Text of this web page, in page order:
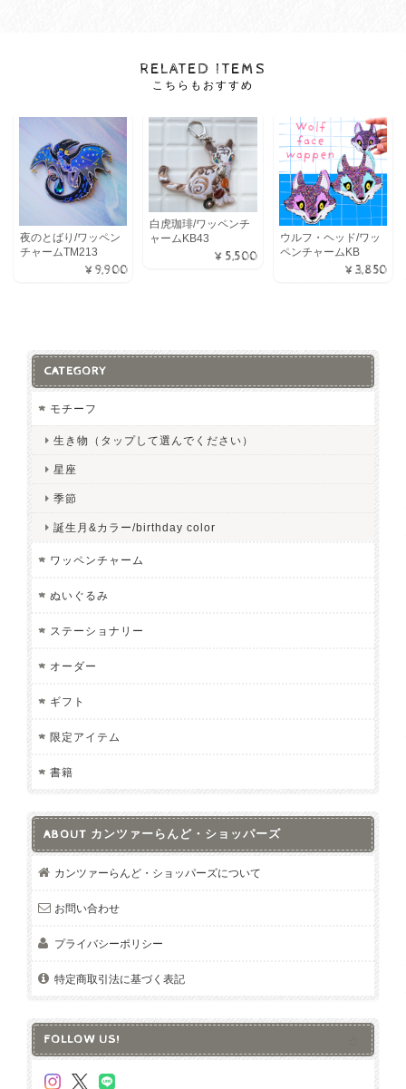
RELATED ITEMS
こちらもおすすめ
夜のとばり/ワッペン
チャームTM213
¥9,900
白虎珈琲/ワッペンチ
ャームKB43
¥5,500
ウルフ・ヘッド/ワッ
ペンチャームKB
¥3,850
CATEGORY
モチーフ
生き物（タップして選んでください）
星座
季節
誕生月&カラー/birthday color
ワッペンチャーム
ぬいぐるみ
ステーショナリー
オーダー
ギフト
限定アイテム
書籍
ABOUT カンツァーらんど・ショッパーズ
カンツァーらんど・ショッパーズについて
お問い合わせ
プライバシーポリシー
特定商取引法に基づく表記
FOLLOW US!